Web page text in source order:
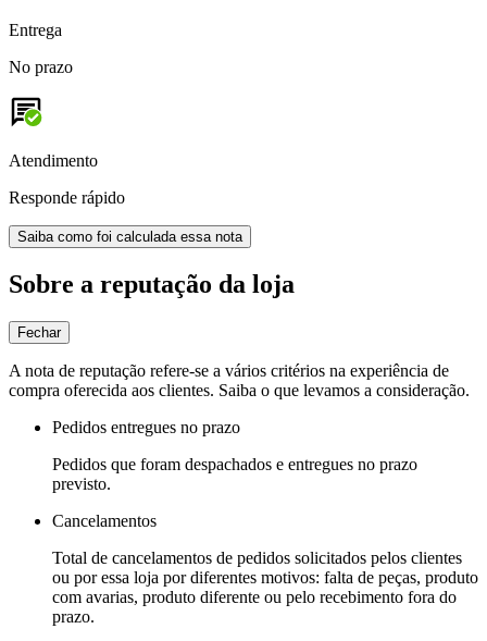
Entrega
No prazo
Atendimento
Responde rápido
Saiba como foi calculada essa nota
Sobre a reputação da loja
Fechar
A nota de reputação refere-se a vários critérios na experiência de
compra oferecida aos clientes. Saiba o que levamos a consideração.
Pedidos entregues no prazo
Pedidos que foram despachados e entregues no prazo
previsto.
Cancelamentos
Total de cancelamentos de pedidos solicitados pelos clientes
ou por essa loja por diferentes motivos: falta de peças, produto
com avarias, produto diferente ou pelo recebimento fora do
prazo.